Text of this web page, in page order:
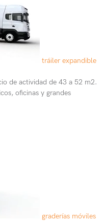
tráiler expandible
de actividad de 43 a 52 m2.
oficinas y grandes
graderías móviles